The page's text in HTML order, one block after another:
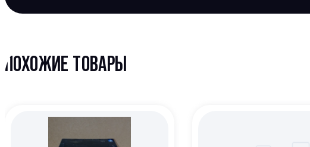
ПОХОЖИЕ ТОВАРЫ